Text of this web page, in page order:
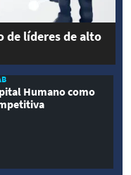
de líderes de alto
Humano como